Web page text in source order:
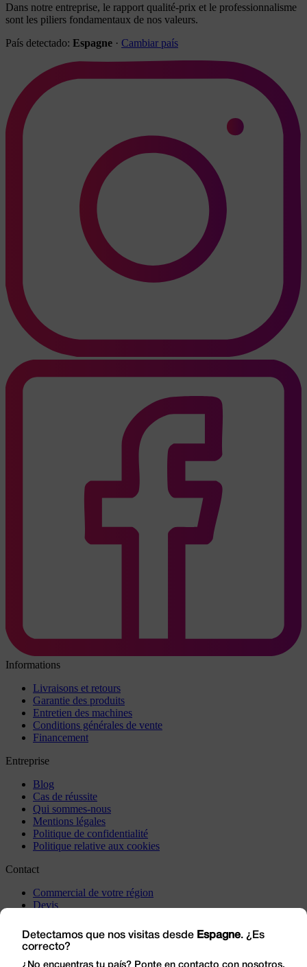
Dans notre entreprise, le rapport qualité-prix et le professionnalisme
sont les piliers fondamentaux de nos valeurs.
País detectado: Espagne · Cambiar país
Informations
Livraisons et retours
Garantie des produits
Entretien des machines
Conditions générales de vente
Financement
Entreprise
Blog
Cas de réussite
Qui sommes-nous
Mentions légales
Politique de confidentialité
Politique relative aux cookies
Contact
Commercial de votre région
Devis
Rendez-nous visite
Travaillez avec nous
Detectamos que nos visitas desde Espagne. ¿Es
correcto?
¿No encuentras tu país? Ponte en contacto con nosotros.